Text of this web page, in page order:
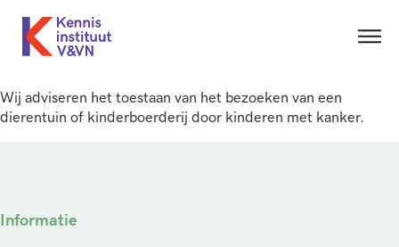
Wij adviseren het toestaan van het bezoeken van een
dierentuin of kinderboerderij door kinderen met kanker.
Informatie